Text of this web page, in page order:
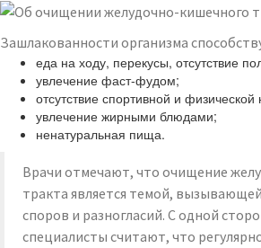
Зашлакованности организма
еда на ходу, перекусы, отсутствие
увлечение фаст-фудом;
отсутствие спортивной и физической
увлечение жирными блюдами;
ненатуральная пища.
Врачи отмечают, что очищение
тракта является темой,
споров и разногласий. С одной
специалисты считают, что